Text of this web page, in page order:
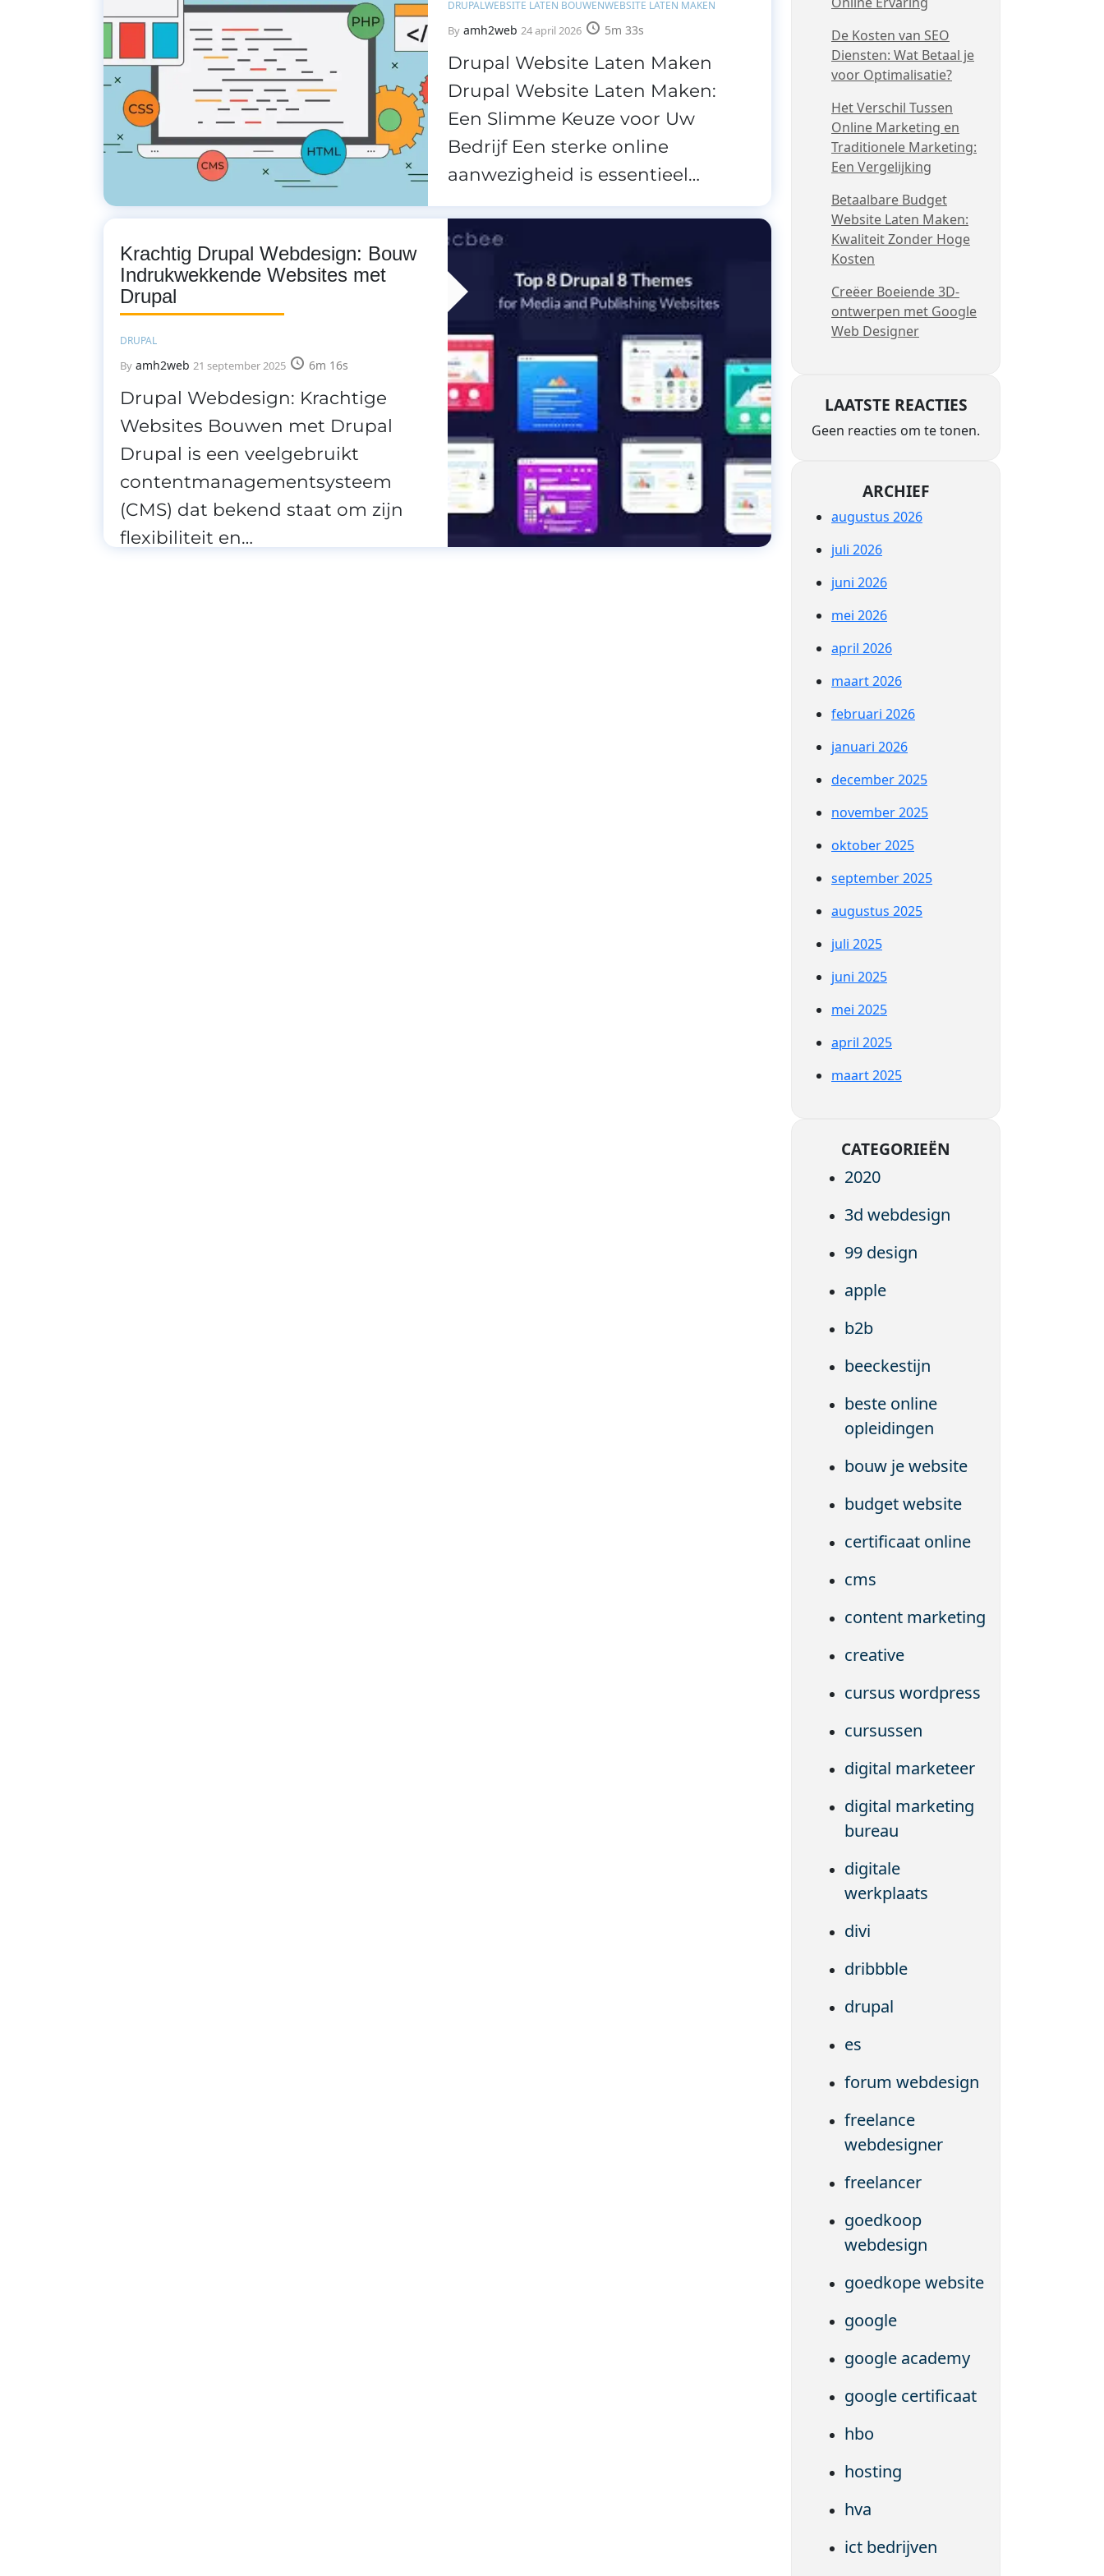
DRUPALWEBSITE LATEN BOUWENWEBSITE LATEN MAKEN
Byamh2web 24 april 2026 5m 33s
Drupal Website Laten Maken
Drupal Website Laten Maken:
Een Slimme Keuze voor Uw
Bedrijf Een sterke online
aanwezigheid is essentieel…
Krachtig Drupal Webdesign: Bouw
Indrukwekkende Websites met
Drupal
DRUPAL
By amh2web 21 september 2025 6m 16s
Drupal Webdesign: Krachtige
Websites Bouwen met Drupal
Drupal is een veelgebruikt
contentmanagementsysteem
(CMS) dat bekend staat om zijn
flexibiliteit en…
De Kosten van SEO
Diensten: Wat Betaal je
voor Optimalisatie?
Het Verschil Tussen
Online Marketing en
Traditionele Marketing:
Een Vergelijking
Betaalbare Budget
Website Laten Maken:
Kwaliteit Zonder Hoge
Kosten
Creëer Boeiende 3D-
ontwerpen met Google
Web Designer
LAATSTE REACTIES
Geen reacties om te tonen.
ARCHIEF
augustus 2026
juli 2026
juni 2026
mei 2026
april 2026
maart 2026
februari 2026
januari 2026
december 2025
november 2025
oktober 2025
september 2025
augustus 2025
juli 2025
juni 2025
mei 2025
april 2025
maart 2025
CATEGORIEËN
2020
3d webdesign
99 design
apple
b2b
beeckestijn
beste online
opleidingen
bouw je website
budget website
certificaat online
cms
content marketing
creative
cursus wordpress
cursussen
digital marketeer
digital marketing
bureau
digitale
werkplaats
divi
dribbble
drupal
es
forum webdesign
freelance
webdesigner
freelancer
goedkoop
webdesign
goedkope website
google
google academy
google certificaat
hbo
hosting
hva
ict bedrijven